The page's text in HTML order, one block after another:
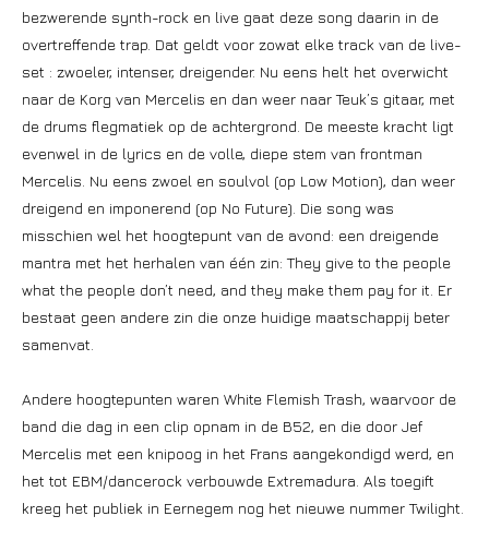
bezwerende synth-rock en live gaat deze song daarin in de
overtreffende trap. Dat geldt voor zowat elke track van de live-
set : zwoeler, intenser, dreigender. Nu eens helt het overwicht
naar de Korg van Mercelis en dan weer naar Teuk’s gitaar, met
de drums flegmatiek op de achtergrond. De meeste kracht ligt
evenwel in de lyrics en de volle, diepe stem van frontman
Mercelis. Nu eens zwoel en soulvol (op Low Motion), dan weer
dreigend en imponerend (op No Future). Die song was
misschien wel het hoogtepunt van de avond: een dreigende
mantra met het herhalen van één zin: They give to the people
what the people don’t need, and they make them pay for it. Er
bestaat geen andere zin die onze huidige maatschappij beter
samenvat.
Andere hoogtepunten waren White Flemish Trash, waarvoor de
band die dag in een clip opnam in de B52, en die door Jef
Mercelis met een knipoog in het Frans aangekondigd werd, en
het tot EBM/dancerock verbouwde Extremadura. Als toegift
kreeg het publiek in Eernegem nog het nieuwe nummer Twilight.